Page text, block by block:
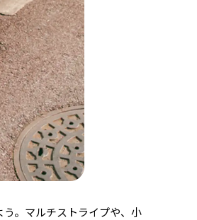
。マルチストライプや、小